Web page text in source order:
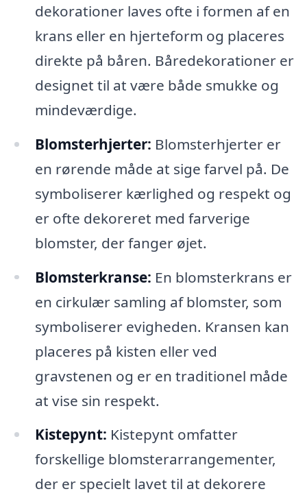
dekorationer laves ofte i formen af en
krans eller en hjerteform og placeres
direkte på båren. Båredekorationer er
designet til at være både smukke og
mindeværdige.
Blomsterhjerter: Blomsterhjerter er
en rørende måde at sige farvel på. De
symboliserer kærlighed og respekt og
er ofte dekoreret med farverige
blomster, der fanger øjet.
Blomsterkranse: En blomsterkrans er
en cirkulær samling af blomster, som
symboliserer evigheden. Kransen kan
placeres på kisten eller ved
gravstenen og er en traditionel måde
at vise sin respekt.
Kistepynt: Kistepynt omfatter
forskellige blomsterarrangementer,
der er specielt lavet til at dekorere